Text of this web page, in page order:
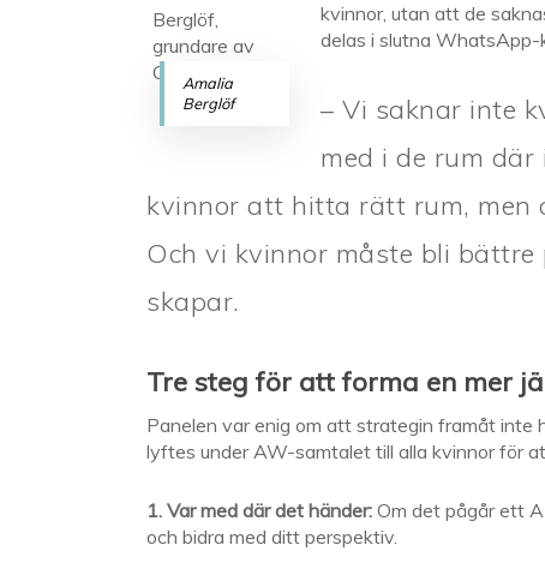
Amalia
Berglöf
kvinnor, utan att de
delas i slutna WhatsApp-
– Vi saknar inte
med i de rum
kvinnor att hitta rätt rum, men
Och vi kvinnor måste bli
skapar.
Tre steg för att forma en mer
Panelen var enig om att strategin framåt inte
lyftes under AW-samtalet till alla kvinnor för
1. Var med där det händer: Om det pågår ett
och bidra med ditt perspektiv.